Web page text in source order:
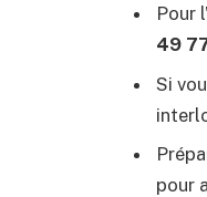
Pour l’
49
Si
pour